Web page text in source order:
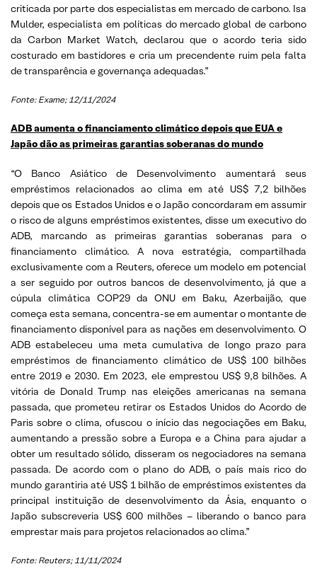
criticada por parte dos especialistas em mercado de carbono. Isa
Mulder, especialista em políticas do mercado global de carbono
da Carbon Market Watch, declarou que o acordo teria sido
costurado em bastidores e cria um precendente ruim pela falta
de transparência e governança adequadas.”
Fonte: Exame; 12/11/2024
ADB aumenta o financiamento climático depois que EUA e
Japão dão as primeiras garantias soberanas do mundo
“O Banco Asiático de Desenvolvimento aumentará seus
empréstimos relacionados ao clima em até US$ 7,2 bilhões
depois que os Estados Unidos e o Japão concordaram em assumir
o risco de alguns empréstimos existentes, disse um executivo do
ADB, marcando as primeiras garantias soberanas para o
financiamento climático. A nova estratégia, compartilhada
exclusivamente com a Reuters, oferece um modelo em potencial
a ser seguido por outros bancos de desenvolvimento, já que a
cúpula climática COP29 da ONU em Baku, Azerbaijão, que
começa esta semana, concentra-se em aumentar o montante de
financiamento disponível para as nações em desenvolvimento. O
ADB estabeleceu uma meta cumulativa de longo prazo para
empréstimos de financiamento climático de US$ 100 bilhões
entre 2019 e 2030. Em 2023, ele emprestou US$ 9,8 bilhões. A
vitória de Donald Trump nas eleições americanas na semana
passada, que prometeu retirar os Estados Unidos do Acordo de
Paris sobre o clima, ofuscou o início das negociações em Baku,
aumentando a pressão sobre a Europa e a China para ajudar a
obter um resultado sólido, disseram os negociadores na semana
passada. De acordo com o plano do ADB, o país mais rico do
mundo garantiria até US$ 1 bilhão de empréstimos existentes da
principal instituição de desenvolvimento da Ásia, enquanto o
Japão subscreveria US$ 600 milhões – liberando o banco para
emprestar mais para projetos relacionados ao clima.”
Fonte: Reuters; 11/11/2024